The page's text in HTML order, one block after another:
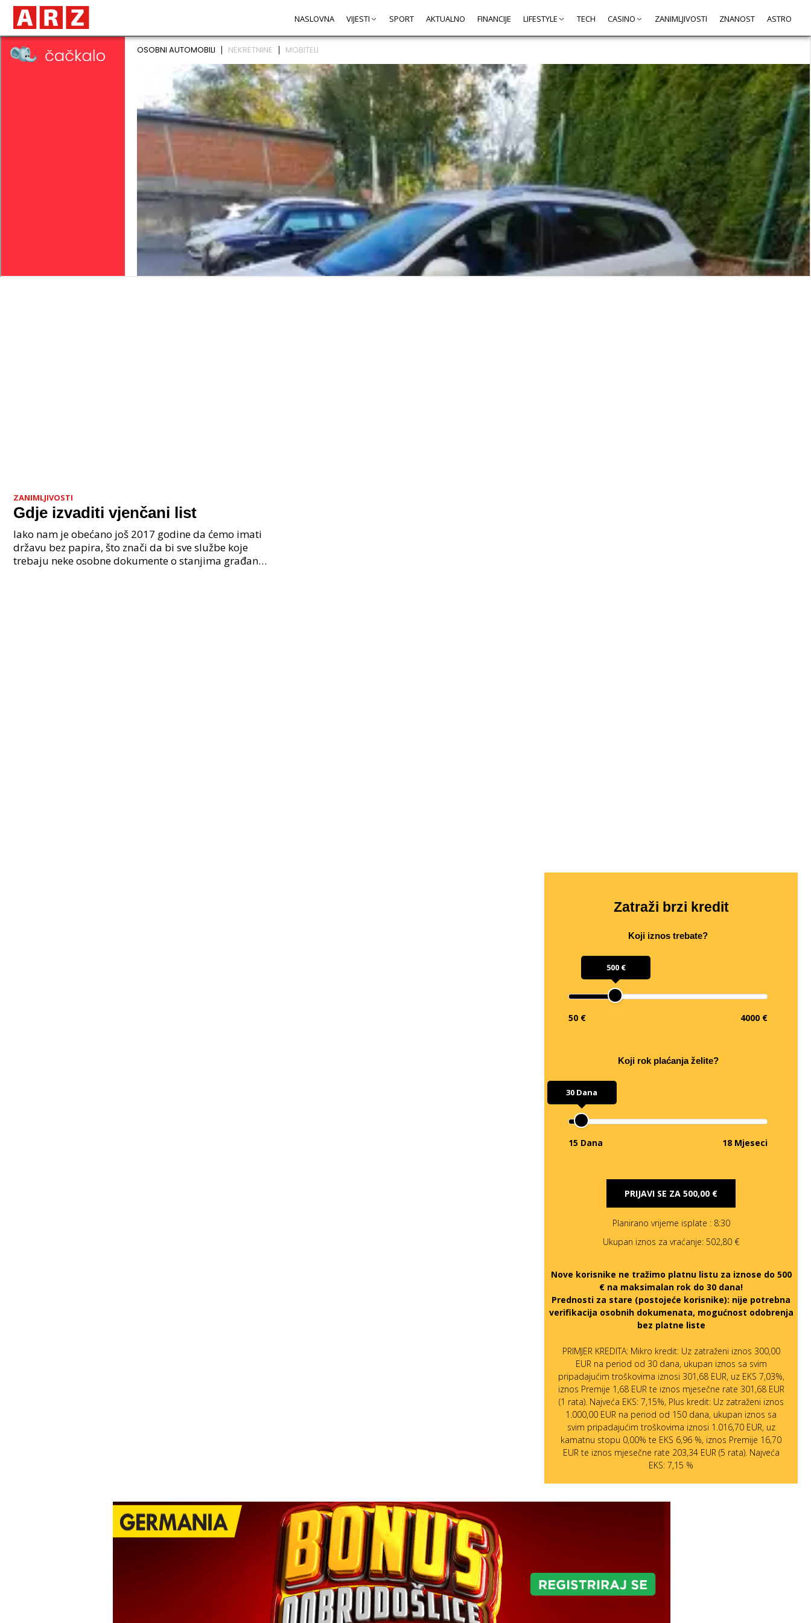
NASLOVNA VIJESTI SPORT AKTUALNO FINANCIJE LIFESTYLE TECH CASINO ZANIMLJIVOSTI ZNANOST ASTRO
ZANIMLJIVOSTI
Gdje izvaditi vjenčani list
Iako nam je obećano još 2017 godine da ćemo imati
državu bez papira, što znači da bi sve službe koje
trebaju neke osobne dokumente o stanjima građana,
Zatraži brzi kredit
Koji iznos trebate?
500 €
50 € 4000 €
Koji rok plaćanja želite?
30 Dana
15 Dana 18 Mjeseci
PRIJAVI SE ZA 500,00 €
Planirano vrijeme isplate : 8:30
Ukupan iznos za vraćanje: 502,80 €
Nove korisnike ne tražimo platnu listu za iznose do 500
€ na maksimalan rok do 30 dana!
Prednosti za stare (postojeće korisnike): nije potrebna
verifikacija osobnih dokumenata, mogućnost odobrenja
bez platne liste
PRIMJER KREDITA: Mikro kredit: Uz zatraženi iznos 300,00
EUR na period od 30 dana, ukupan iznos sa svim
pripadajućim troškovima iznosi 301,68 EUR, uz EKS 7,03%,
iznos Premije 1,68 EUR te iznos mjesečne rate 301,68 EUR
(1 rata). Najveća EKS: 7,15%, Plus kredit: Uz zatraženi iznos
1.000,00 EUR na period od 150 dana, ukupan iznos sa
svim pripadajućim troškovima iznosi 1.016,70 EUR, uz
kamatnu stopu 0,00% te EKS 6,96 %, iznos Premije 16,70
EUR te iznos mjesečne rate 203,34 EUR (5 rata). Najveća
EKS: 7,15 %